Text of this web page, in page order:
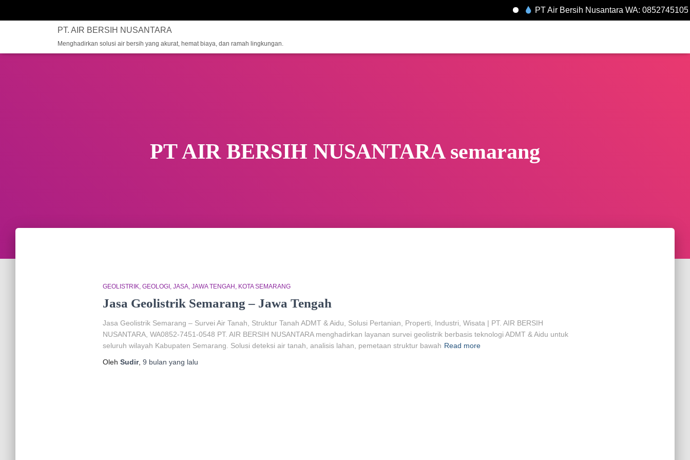
PT Air Bersih Nusantara WA: 085274510548
PT. AIR BERSIH NUSANTARA
Menghadirkan solusi air bersih yang akurat, hemat biaya, dan ramah lingkungan.
PT AIR BERSIH NUSANTARA semarang
GEOLISTRIK GEOLOGI JASA JAWA TENGAH KOTA SEMARANG
Jasa Geolistrik Semarang – Jawa Tengah
Jasa Geolistrik Semarang – Survei Air Tanah, Struktur Tanah ADMT & Aidu, Solusi Pertanian, Properti, Industri, Wisata | PT. AIR BERSIH
NUSANTARA, WA0852-7451-0548 PT. AIR BERSIH NUSANTARA menghadirkan layanan survei geolistrik berbasis teknologi ADMT & Aidu untuk
seluruh wilayah Kabupaten Semarang. Solusi deteksi air tanah, analisis lahan, pemetaan struktur bawah Read more
Oleh Sudir, 9 bulan yang lalu